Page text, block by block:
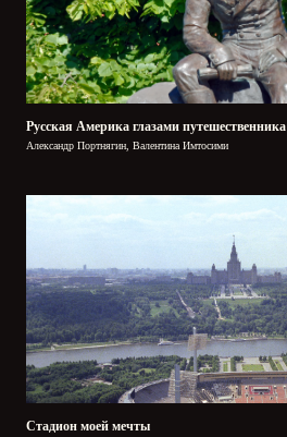
Русская Америка глазами путешественника
Александр Портнягин, Валентина Имтосими
Стадион моей мечты